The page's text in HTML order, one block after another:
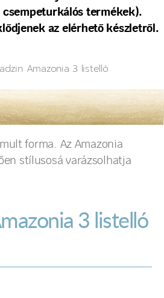
csempeturkálós termékek).
az elérhető készletről.
Amazonia 3 listelló
forma. Az Amazonia
stílusosá varázsolhatja
3 listelló